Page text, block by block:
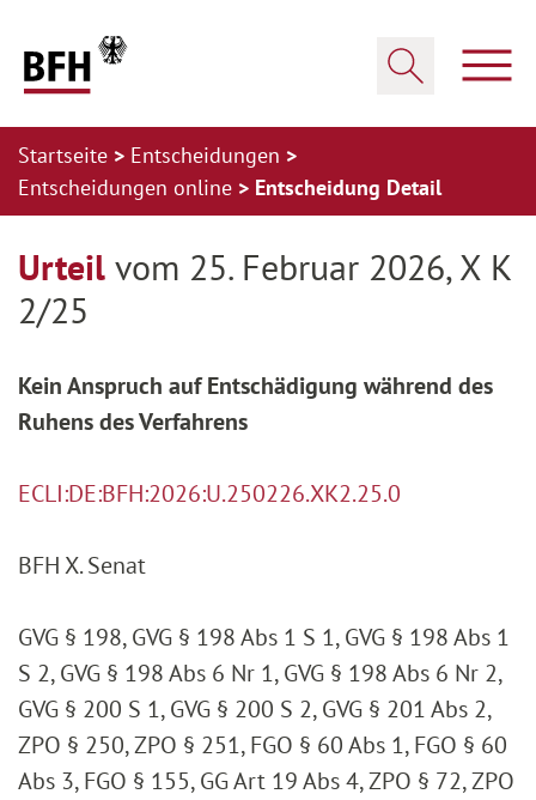
Startseite
Entscheidungen
Entscheidungen online
Entscheidung Detail
Urteil vom 25. Februar 2026, X K
2/25
Kein Anspruch auf Entschädigung während des
Ruhens des Verfahrens
ECLI:DE:BFH:2026:U.250226.XK2.25.0
BFH X. Senat
GVG § 198, GVG § 198 Abs 1 S 1, GVG § 198 Abs 1
S 2, GVG § 198 Abs 6 Nr 1, GVG § 198 Abs 6 Nr 2,
GVG § 200 S 1, GVG § 200 S 2, GVG § 201 Abs 2,
ZPO § 250, ZPO § 251, FGO § 60 Abs 1, FGO § 60
Abs 3, FGO § 155, GG Art 19 Abs 4, ZPO § 72, ZPO